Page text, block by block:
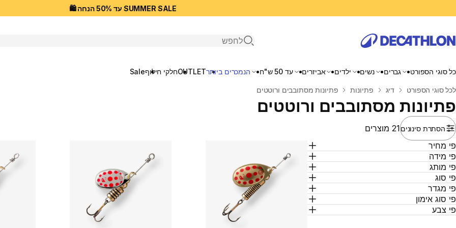
SUMMER SALE עד 50% הנחה 🛍️
פתיחת חיפוש
כל סוגי הספורט גברים נשים ילדים אביזרים עד 50 ש"ח הנמכרים ביותרOUTLETחלקי חילוףSale
בית
לכל סוגי הספורט דיג פתיונות פתיונות מסתובבים ורוטטים
פתיונות מסתובבים ורוטטים
הסתרת סינונים21 מוצרים
מחיר
מידה
מותג
סוג
מגדר
סוג אימון
צבע